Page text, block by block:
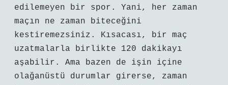
edilemeyen bir spor. Yani, her zaman
maçın ne zaman biteceğini
kestiremezsiniz. Kısacası, bir maç
uzatmalarla birlikte 120 dakikayı
aşabilir. Ama bazen de işin içine
olağanüstü durumlar girerse, zaman